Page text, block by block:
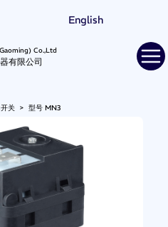
English
Co.,Ltd
有限公司
关> 型号 MN3